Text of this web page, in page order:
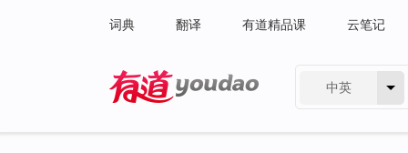
词典 翻译 有道精品课 云笔记
中英